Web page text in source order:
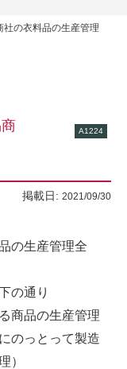
社の衣料品の生産管理
A1224
掲載日: 2021/09/30
の生産管理全
の通り
商品の生産管理
のっとって製造
）